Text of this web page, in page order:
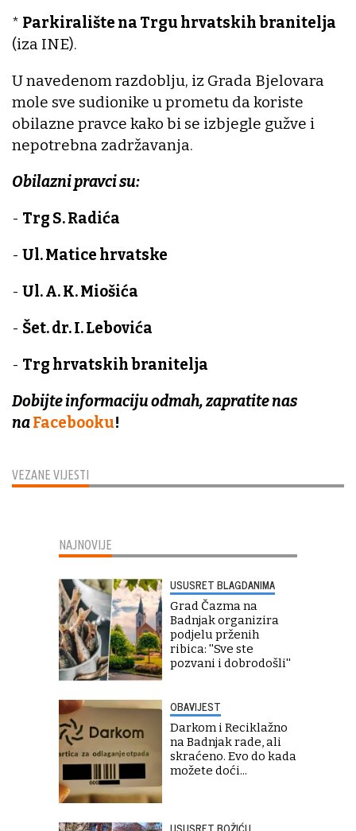
VEZANE VIJESTI
* Parkiralište na Trgu hrvatskih branitelja
(iza INE).
U navedenom razdoblju, iz Grada Bjelovara
mole sve sudionike u prometu da koriste
obilazne pravce kako bi se izbjegle gužve i
nepotrebna zadržavanja.
Obilazni pravci su:
- Trg S. Radića
- Ul. Matice hrvatske
- Ul. A. K. Miošića
- Šet. dr. I. Lebovića
- Trg hrvatskih branitelja
Dobijte informaciju odmah, zapratite nas
naFacebooku!
NAJNOVIJE
USUSRET BLAGDANIMA
Grad Čazma na
Badnjak organizira
podjelu prženih
ribica: ''Sve ste
pozvani i dobrodošli''
OBAVIJEST
Darkom i Reciklažno
na Badnjak rade, ali
skraćeno. Evo do kada
možete doći...